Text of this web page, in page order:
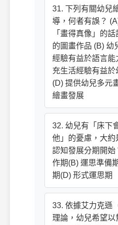
31. 下列有關幼兒
導，何者有誤？
「畫得真像」的
的圖畫作品 (B) 幼
經驗有益於語言能
充生活經驗有益
(D) 提供幼兒多元
繪畫發展
32. 幼兒有「床下
他」的憂慮，大約
認知發展分期開始
作期(B) 運思準備
期(D) 形式運思期
33. 依據艾力克遜
理論，幼兒希望以